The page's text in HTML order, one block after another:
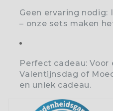
Geen ervaring nodig:
– onze sets maken
Perfect cadeau:Voor
Valentijnsdag of
en uniek cadeau.